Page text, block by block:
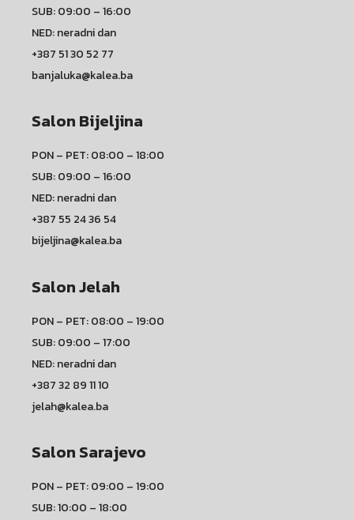
SUB: 09:00 – 16:00
NED: neradni dan
+387 51 30 52 77
banjaluka@kalea.ba
Salon Bijeljina
PON – PET: 08:00 – 18:00
SUB: 09:00 – 16:00
NED: neradni dan
+387 55 24 36 54
bijeljina@kalea.ba
Salon Jelah
PON – PET: 08:00 – 19:00
SUB: 09:00 – 17:00
NED: neradni dan
+387 32 89 11 10
jelah@kalea.ba
Salon Sarajevo
PON – PET: 09:00 – 19:00
SUB: 10:00 – 18:00